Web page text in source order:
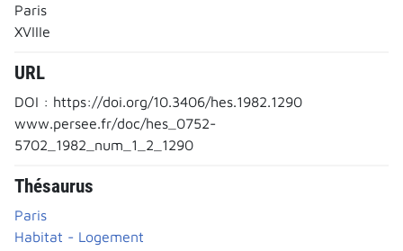
Paris
XVIIIe
URL
DOI : https://doi.org/10.3406/hes.1982.1290
www.persee.fr/doc/hes_0752-
5702_1982_num_1_2_1290
Thésaurus
Paris
Habitat - Logement